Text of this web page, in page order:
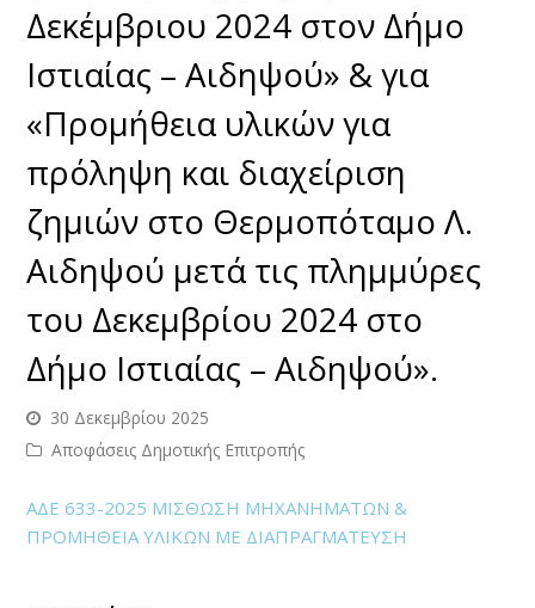
Δεκέμβριου 2024 στον Δήμο
Ιστιαίας – Αιδηψού» & για
«Προμήθεια υλικών για
πρόληψη και διαχείριση
ζημιών στο Θερμοπόταμο Λ.
Αιδηψού μετά τις πλημμύρες
του Δεκεμβρίου 2024 στο
Δήμο Ιστιαίας – Αιδηψού».
30 Δεκεμβρίου 2025
Αποφάσεις Δημοτικής Επιτροπής
ΑΔΕ 633-2025 ΜΙΣΘΩΣΗ ΜΗΧΑΝΗΜΑΤΩΝ &
ΠΡΟΜΗΘΕΙΑ ΥΛΙΚΩΝ ΜΕ ΔΙΑΠΡΑΓΜΑΤΕΥΣΗ